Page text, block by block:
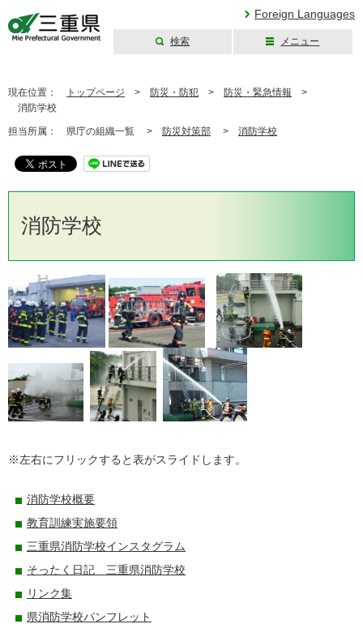
Foreign Languages
検索 メニュー
現在位置： トップページ > 防災・防犯 > 防災・緊急情報 >
消防学校
担当所属： 県庁の組織一覧 > 防災対策部 > 消防学校
消防学校
※左右にフリックすると表がスライドします。
消防学校概要
教育訓練実施要領
三重県消防学校インスタグラム
そったく日記 三重県消防学校
リンク集
県消防学校パンフレット